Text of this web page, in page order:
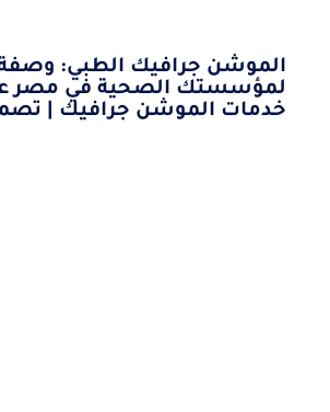
الموشن جرافيك الطبي: وصفة
لمؤسستك الصحية في مصر
خدمات الموشن جرافيك |